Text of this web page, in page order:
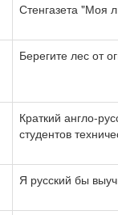
Стенгазета "Моя
Берегите лес от
Краткий англо-
студентов
Я русский бы